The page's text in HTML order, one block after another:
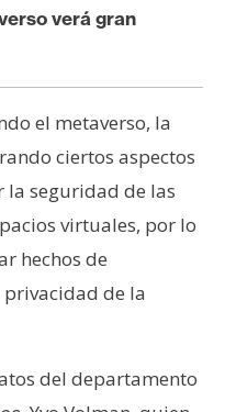
verá gran
el metaverso, la
ciertos aspectos
seguridad de las
virtuales, por lo
hechos de
de la
del departamento